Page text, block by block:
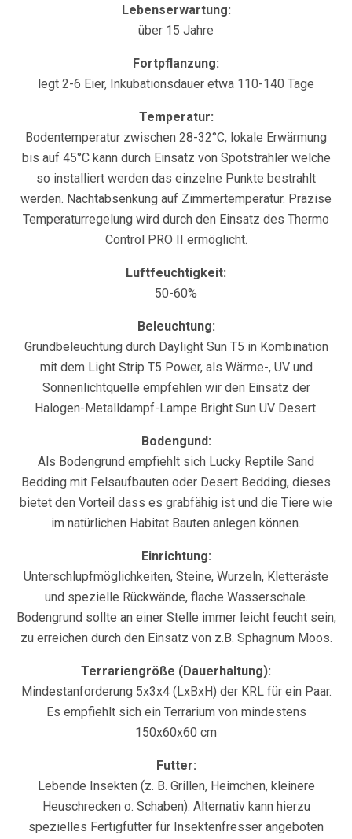
Lebenserwartung:
über 15 Jahre
Fortpflanzung:
legt 2-6 Eier, Inkubationsdauer etwa 110-140 Tage
Temperatur:
Bodentemperatur zwischen 28-32°C, lokale Erwärmung
bis auf 45°C kann durch Einsatz von Spotstrahler welche
so installiert werden das einzelne Punkte bestrahlt
werden. Nachtabsenkung auf Zimmertemperatur. Präzise
Temperaturregelung wird durch den Einsatz des Thermo
Control PRO II ermöglicht.
Luftfeuchtigkeit:
50-60%
Beleuchtung:
Grundbeleuchtung durch Daylight Sun T5 in Kombination
mit dem Light Strip T5 Power, als Wärme-, UV und
Sonnenlichtquelle empfehlen wir den Einsatz der
Halogen-Metalldampf-Lampe Bright Sun UV Desert.
Bodengund:
Als Bodengrund empfiehlt sich Lucky Reptile Sand
Bedding mit Felsaufbauten oder Desert Bedding, dieses
bietet den Vorteil dass es grabfähig ist und die Tiere wie
im natürlichen Habitat Bauten anlegen können.
Einrichtung:
Unterschlupfmöglichkeiten, Steine, Wurzeln, Kletteräste
und spezielle Rückwände, flache Wasserschale.
Bodengrund sollte an einer Stelle immer leicht feucht sein,
zu erreichen durch den Einsatz von z.B. Sphagnum Moos.
Terrariengröße (Dauerhaltung):
Mindestanforderung 5x3x4 (LxBxH) der KRL für ein Paar.
Es empfiehlt sich ein Terrarium von mindestens
150x60x60 cm
Futter:
Lebende Insekten (z. B. Grillen, Heimchen, kleinere
Heuschrecken o. Schaben). Alternativ kann hierzu
spezielles Fertigfutter für Insektenfresser angeboten